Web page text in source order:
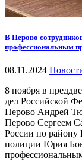
В Перово
профессиональным
08.11.2024
8 ноября в
дел Российской
Перово Андрей
Перово Сергеем
России по району
полиции Юрия